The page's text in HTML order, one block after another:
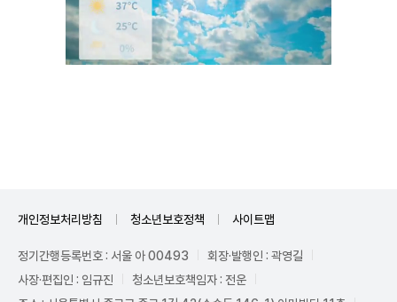
개인정보처리방침 청소년보호정책 사이트맵
정기간행등록번호 : 서울 아 00493
회장·발행인 : 곽영길
사장·편집인 : 임규진
청소년보호책임자 : 전운